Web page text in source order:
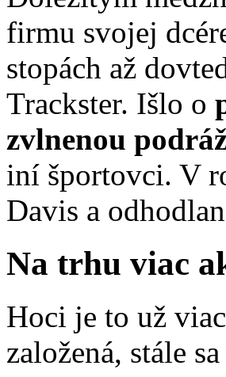
firmu svojej
stopách až
Trackster. Išlo o
zvlnenou
iní športovci. V
Davis a
Na trhu viac
Hoci je to už
založená, stále